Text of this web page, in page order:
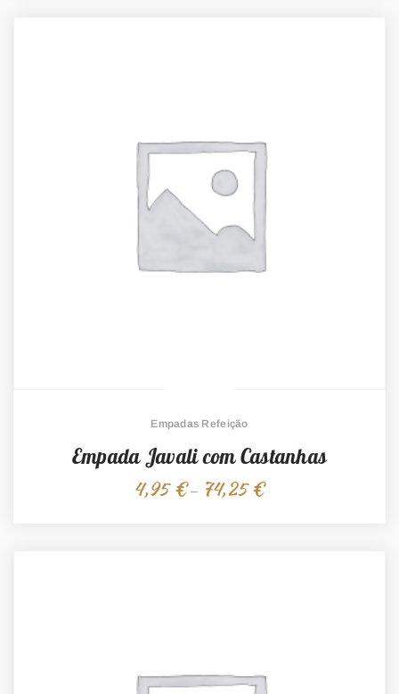
Empadas Refeição
Empada Javali com Castanhas
4,95€ – 74,25€Price